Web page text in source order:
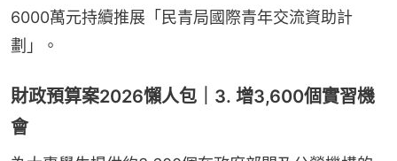
6000萬元持續推展「民青局國際青年交流資助計
劃」。
財政預算案2026懶人包｜3. 增3,600個實習機
會